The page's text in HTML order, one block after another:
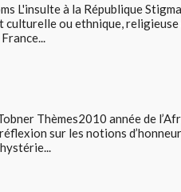
L'insulte à la République
culturelle ou ethnique, religieuse
Thèmes2010 année de
sur les notions